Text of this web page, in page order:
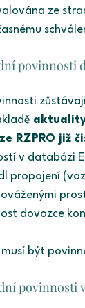
ze
povinnosti
aktuality
RZPRO již
v databázi
propojení
dovozce
být
povinnosti